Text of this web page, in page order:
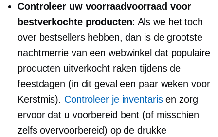
Controleer uw voorraadvoorraad voor
bestverkochte producten: Als we het toch
over bestsellers hebben, dan is de grootste
nachtmerrie van een webwinkel dat populaire
producten uitverkocht raken tijdens de
feestdagen (in dit geval een paar weken voor
Kerstmis). Controleer je inventarisen zorg
ervoor dat u voorbereid bent (of misschien
zelfs overvoorbereid) op de drukke